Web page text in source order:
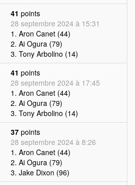
41 points
28 septembre 2024 à 15:31
1. Aron Canet (44)
2. Ai Ogura (79)
3. Tony Arbolino (14)
41 points
28 septembre 2024 à 17:45
1. Aron Canet (44)
2. Ai Ogura (79)
3. Tony Arbolino (14)
37 points
28 septembre 2024 à 8:26
1. Aron Canet (44)
2. Ai Ogura (79)
3. Jake Dixon (96)